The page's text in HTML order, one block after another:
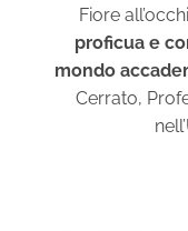
Fiore
proficua e
mondo
Cerrato,